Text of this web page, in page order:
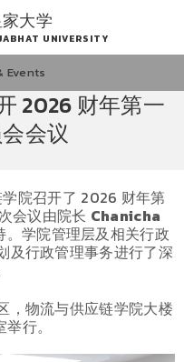
大学
UNIVERSITY
Events
2026 财年第一
会议
院召开了 2026 财年第
会议由院长 Chanicha
。学院管理层及相关行政
及行政管理事务进行了深
，物流与供应链学院大楼
行。